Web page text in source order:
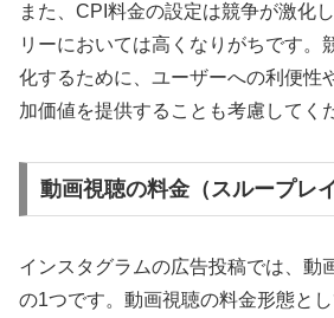
また、CPI料金の設定は競争が激化
リーにおいては高くなりがちです。
化するために、ユーザーへの利便性
加価値を提供することも考慮してく
動画視聴の料金（スループレイ
インスタグラムの広告投稿では、動
の1つです。動画視聴の料金形態と